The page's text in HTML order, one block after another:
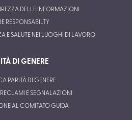
DELLE INFORMAZIONI
RESPONSABILTY
E SALUTE NEI LUOGHI DI LAVORO
DI GENERE
PARITÀ DI GENERE
E SEGNALAZIONI
AL COMITATO GUIDA